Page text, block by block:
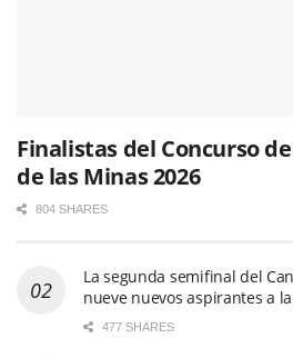
Finalistas del Concurso
de las Minas 2026
804 SHARES
La segunda semifinal del
nueve nuevos aspirantes a
477 SHARES